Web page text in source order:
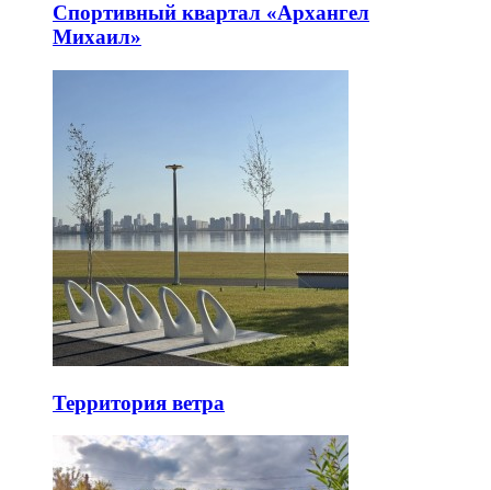
Спортивный квартал «Архангел
Михаил»
Территория ветра